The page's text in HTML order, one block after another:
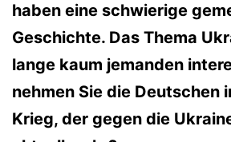
haben eine schwierige
Geschichte. Das Thema
lange kaum jemanden
nehmen Sie die Deutschen
Krieg, der gegen die